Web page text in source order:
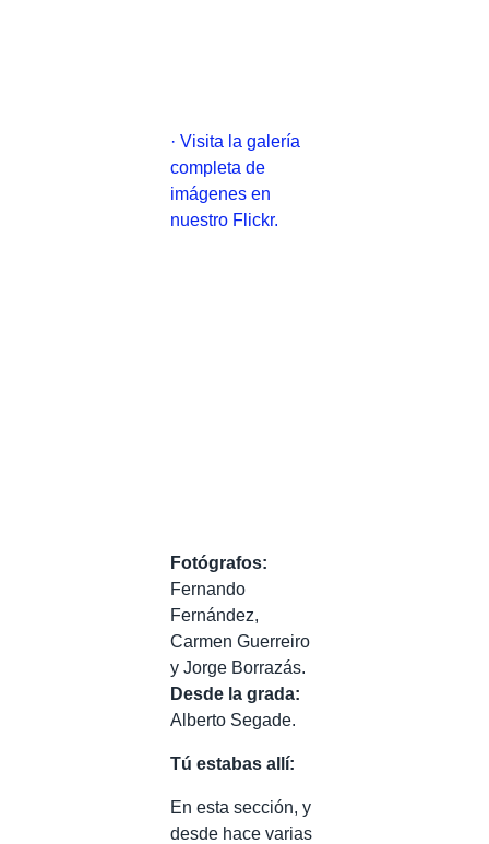
· Visita la galería
completa de
imágenes en
nuestro Flickr.
Fotógrafos:
Fernando
Fernández,
Carmen Guerreiro
y Jorge Borrazás.
Desde la grada:
Alberto Segade.
Tú estabas allí:
En esta sección, y
desde hace varias